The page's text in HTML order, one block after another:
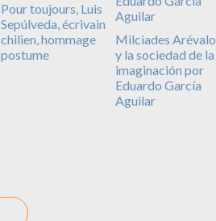
Pour toujours, Luis
Sepúlveda, écrivain
chilien, hommage
postume
Milciades Arévalo
y la sociedad de la
imaginación por
Eduardo García
Aguilar